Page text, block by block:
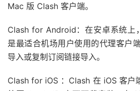
Mac 版 Clash 客户端。
Clash for Android：在安卓系统上
是最适合机场用户使用的代理客户
导入或复制订阅链接导入。
Clash for iOS ：Clash 在 iOS 客户